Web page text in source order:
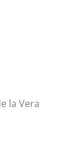
la Vera